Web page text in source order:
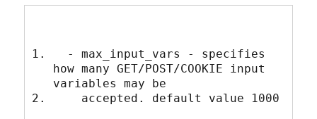
- max_input_vars - specifies
how many GET/POST/COOKIE input
variables may be
accepted. default value 1000